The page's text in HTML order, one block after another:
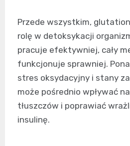
Przede wszystkim,
rolę w detoksykacji
pracuje efektywniej, cały
funkcjonuje sprawniej.
stres oksydacyjny i stany
może pośrednio wpływać
tłuszczów i poprawiać
insulinę.